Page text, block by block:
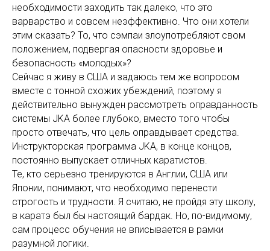
необходимости заходить так далеко, что это
варварство и совсем неэффективно. Что они хотели
этим сказать? То, что сэмпаи злоупотребляют свом
положением, подвергая опасности здоровье и
безопасность «молодых»?
Сейчас я живу в США и задаюсь тем же вопросом
вместе с тонной схожих убеждений, поэтому я
действительно вынужден рассмотреть оправданность
системы JKA более глубоко, вместо того чтобы
просто отвечать, что цель оправдывает средства.
Инструкторская программа JKA, в конце концов,
постоянно выпускает отличных каратистов.
Те, кто серьезно тренируются в Англии, США или
Японии, понимают, что необходимо перенести
строгость и трудности. Я считаю, не пройдя эту школу,
в каратэ был бы настоящий бардак. Но, по-видимому,
сам процесс обучения не вписывается в рамки
разумной логики.